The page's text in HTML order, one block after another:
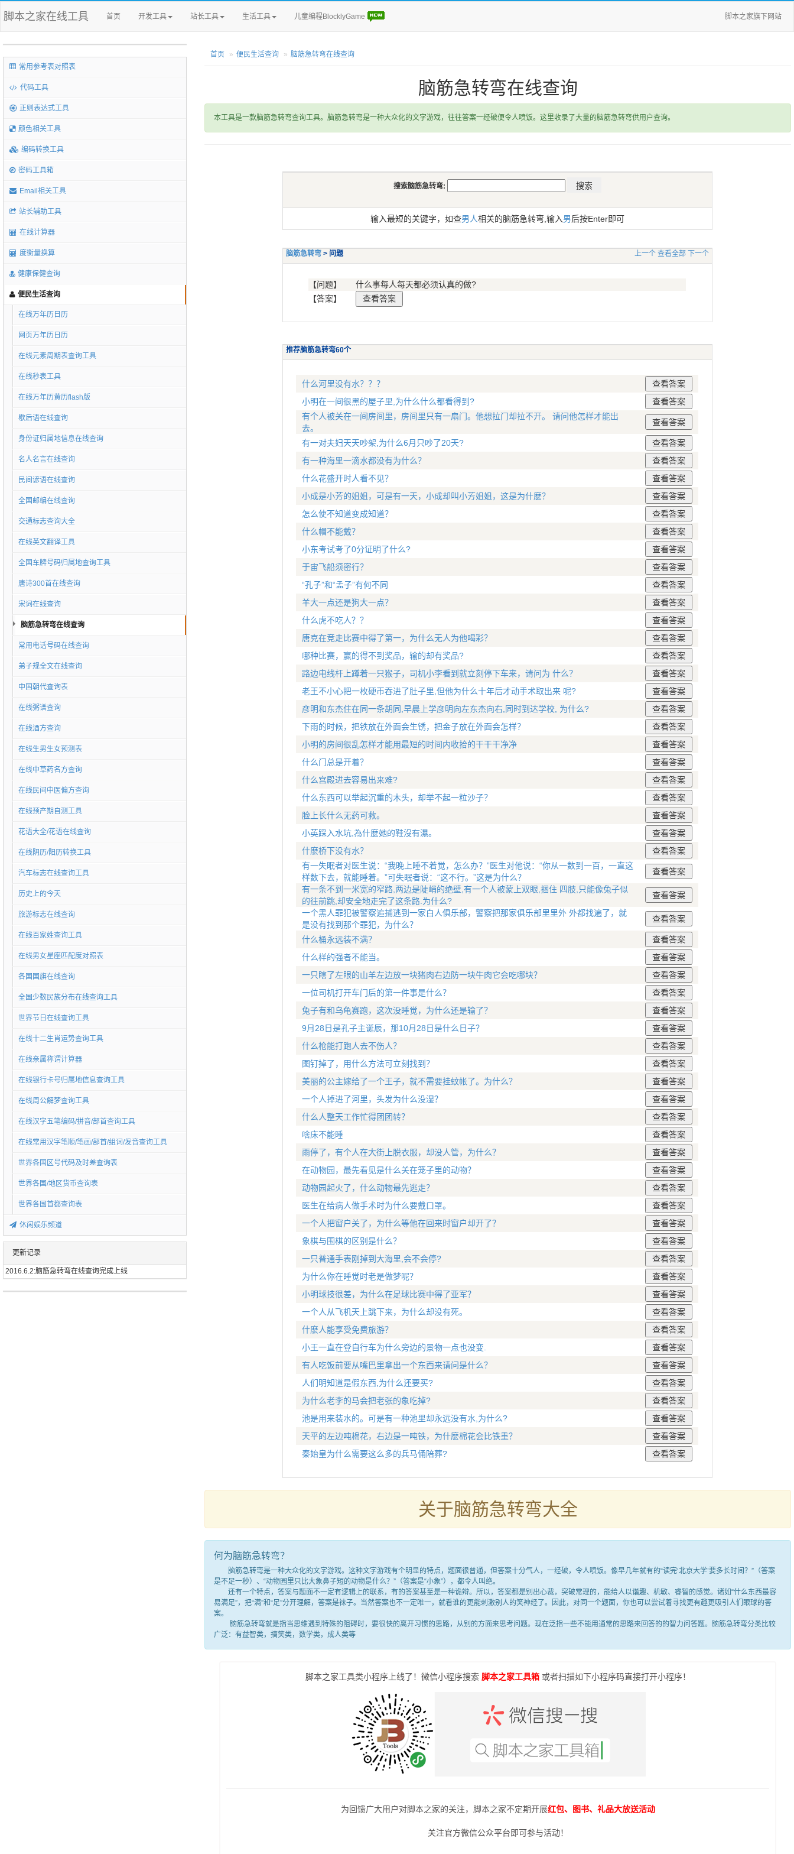
脚本之家在线工具 首页 开发工具 站长工具 生活工具 儿童编程BlocklyGame 脚本之家旗下网站
常用参考表对照表
代码工具
正则表达式工具
颜色相关工具
编码转换工具
密码工具箱
Email相关工具
站长辅助工具
在线计算器
度衡量换算
健康保健查询
便民生活查询
在线万年历日历
网页万年历日历
在线元素周期表查询工具
在线秒表工具
在线万年历黄历flash版
歇后语在线查询
身份证归属地信息在线查询
名人名言在线查询
民间谚语在线查询
全国邮编在线查询
交通标志查询大全
在线英文翻译工具
全国车牌号码归属地查询工具
唐诗300首在线查询
宋词在线查询
脑筋急转弯在线查询
常用电话号码在线查询
弟子规全文在线查询
中国朝代查询表
在线粥谱查询
在线酒方查询
在线生男生女预测表
在线中草药名方查询
在线民间中医偏方查询
在线预产期自测工具
花语大全/花语在线查询
在线阴历/阳历转换工具
汽车标志在线查询工具
历史上的今天
旅游标志在线查询
在线百家姓查询工具
在线男女星座匹配度对照表
各国国旗在线查询
全国少数民族分布在线查询工具
世界节日在线查询工具
在线十二生肖运势查询工具
在线亲属称谓计算器
在线银行卡号归属地信息查询工具
在线周公解梦查询工具
在线汉字五笔编码/拼音/部首查询工具
在线常用汉字笔顺/笔画/部首/组词/发音查询工具
世界各国区号代码及时差查询表
世界各国/地区货币查询表
世界各国首都查询表
休闲娱乐频道
更新记录
2016.6.2:脑筋急转弯在线查询完成上线
首页 便民生活查询 脑筋急转弯在线查询
脑筋急转弯在线查询
本工具是一款脑筋急转弯查询工具。脑筋急转弯是一种大众化的文字游戏，往往答案一经破便令人喷饭。这里收录了大量的脑筋急转弯供用户查询。
搜索脑筋急转弯:
输入最短的关键字，如查男人相关的脑筋急转弯,输入男后按Enter即可
脑筋急转弯> 问题 上一个 查看全部 下一个
【问题】
什么事每人每天都必须认真的做?
【答案】
推荐脑筋急转弯60个
什么河里没有水？？？
小明在一间很黑的屋子里,为什么什么都看得到?
有个人被关在一间房间里，房间里只有一扇门。他想拉门却拉不开。 请问他怎样才能出
去。
有一对夫妇天天吵架,为什么6月只吵了20天?
有一种海里一滴水都没有为什么？
什么花盛开时人看不见？
小成是小芳的姐姐，可是有一天，小成却叫小芳姐姐，这是为什麽？
怎么使不知道变成知道？
什么帽不能戴？
小东考试考了0分证明了什么?
于宙飞船须密行？
“孔子”和“孟子”有何不同
羊大一点还是狗大一点？
什么虎不吃人？？
唐克在竞走比赛中得了第一，为什么无人为他喝彩？
哪种比赛，赢的得不到奖品，输的却有奖品?
路边电线杆上蹲着一只猴子，司机小李看到就立刻停下车来，请问为 什么？
老王不小心把一枚硬币吞进了肚子里,但他为什么十年后才动手术取出来 呢?
彦明和东杰住在同一条胡同,早晨上学彦明向左东杰向右,同时到达学校, 为什么?
下雨的时候，把铁放在外面会生锈，把金子放在外面会怎样？
小明的房间很乱怎样才能用最短的时间内收拾的干干干净净
什么门总是开着？
什么宫殿进去容易出来难?
什么东西可以举起沉重的木头，却举不起一粒沙子？
脸上长什么无药可救。
小英踩入水坑,為什麼她的鞋沒有濕。
什麽桥下没有水？
有一失眠者对医生说：“我晚上睡不着觉，怎么办？”医生对他说：“你从一数到一百，一直这
样数下去，就能睡着。”可失眠者说：“这不行。”这是为什么？
有一条不到一米宽的窄路,两边是陡峭的绝壁,有一个人被蒙上双眼,捆住 四肢,只能像兔子似
的往前跳,却安全地走完了这条路.为什么?
一个黑人罪犯被警察追捕逃到一家白人俱乐部，警察把那家俱乐部里里外 外都找遍了，就
是没有找到那个罪犯，为什么？
什么桶永远装不满？
什么样的强者不能当。
一只瞎了左眼的山羊左边放一块猪肉右边防一块牛肉它会吃哪块？
一位司机打开车门后的第一件事是什么？
兔子有和乌龟赛跑，这次没睡觉，为什么还是输了？
9月28日是孔子主诞辰，那10月28日是什么日子？
什么枪能打跑人去不伤人？
图钉掉了，用什么方法可立刻找到？
美丽的公主嫁给了一个王子，就不需要挂蚊帐了。为什么？
一个人掉进了河里，头发为什么没湿？
什么人整天工作忙得团团转？
啥床不能睡
雨停了，有个人在大街上脱衣服，却没人管，为什么？
在动物园，最先看见是什么关在笼子里的动物？
动物园起火了，什么动物最先逃走？
医生在给病人做手术时为什么要戴口罩。
一个人把窗户关了，为什么等他在回来时窗户却开了？
象棋与围棋的区别是什么？
一只普通手表刚掉到大海里,会不会停?
为什么你在睡觉时老是做梦呢？
小明球技很差，为什么在足球比赛中得了亚军？
一个人从飞机天上跳下来，为什么却没有死。
什麽人能享受免费旅游？
小王一直在登自行车为什么旁边的景物一点也没变.
有人吃饭前要从嘴巴里拿出一个东西来请问是什么？
人们明知道是假东西,为什么还要买?
为什么老李的马会把老张的象吃掉?
池是用来装水的。可是有一种池里却永远没有水,为什么?
天平的左边吨棉花，右边是一吨铁，为什麽棉花会比铁重？
秦始皇为什么需要这么多的兵马俑陪葬?
关于脑筋急转弯大全
何为脑筋急转弯？
脑筋急转弯是一种大众化的文字游戏。这种文字游戏有个明显的特点，题面很普通，但答案十分气人，一经破，令人喷饭。像早几年就有的“读完‘北京大学’要多长时间？”（答案
是不足一秒）、“动物园里只比大象鼻子短的动物是什么？”（答案是“小象”），都令人叫绝。
还有一个特点，答案与题面不一定有逻辑上的联系，有的答案甚至是一种诡辩。所以，答案都是别出心裁，突破常理的，能给人以谐趣、机敏、睿智的感觉。诸如“什么东西最容
易满足”，把“满”和“足”分开理解，答案是袜子。当然答案也不一定唯一，就看谁的更能刺激别人的笑神经了。因此，对同一个题面，你也可以尝试着寻找更有趣更吸引人们眼球的答
案。
脑筋急转弯就是指当思维遇到特殊的阻碍时，要很快的离开习惯的思路，从别的方面来思考问题。现在泛指一些不能用通常的思路来回答的的智力问答题。脑筋急转弯分类比较
广泛：有益智类，搞笑类，数学类，成人类等
脚本之家工具类小程序上线了！微信小程序搜索 脚本之家工具箱或者扫描如下小程序码直接打开小程序！
为回馈广大用户对脚本之家的关注，脚本之家不定期开展红包、图书、礼品大放送活动
关注官方微信公众平台即可参与活动！